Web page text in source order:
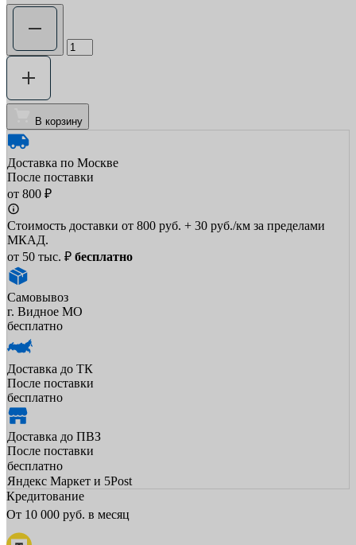
В корзину
Доставка по Москве
После поставки
от 800 ₽
Стоимость доставки от 800 руб. + 30 руб./км за пределами
МКАД.
от 50 тыс. ₽ бесплатно
Самовывоз
г. Видное МО
бесплатно
Доставка до ТК
После поставки
бесплатно
Доставка до ПВЗ
После поставки
бесплатно
Яндекс Маркет и 5Post
Кредитование
От 10 000 руб. в месяц